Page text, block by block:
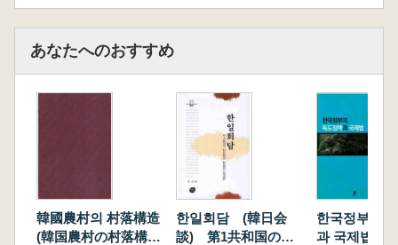
あなたへのおすすめ
韓國農村의 村落構造
(韓国農村の村落構
한일회담 (韓日会
談) 第1共和国の対
한국정부의
과 국제법 (韓